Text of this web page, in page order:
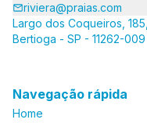
riviera@praias.com
Largo dos Coqueiros,
Bertioga - SP - 11262-009
Navegação rápida
Home